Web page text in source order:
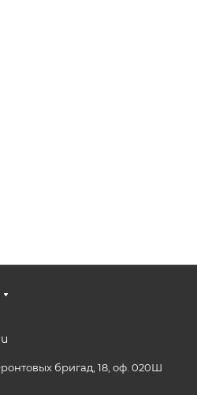
бригад, 18, оф. 020Ш